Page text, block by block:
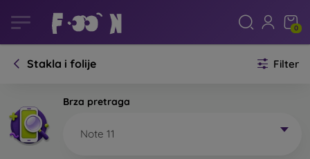
0
Stakla i folije Filter
Brza pretraga
Note 11